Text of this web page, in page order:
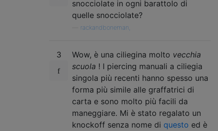
snocciolate in ogni barattolo di
quelle snocciolate?
rackandboneman,
3 Wow, è una ciliegina molto vecchia
scuola ! I piercing manuali a ciliegia
singola più recenti hanno spesso una
forma più simile alle graffatrici di
carta e sono molto più facili da
maneggiare. Mi è stato regalato un
knockoff senza nome di questo ed è